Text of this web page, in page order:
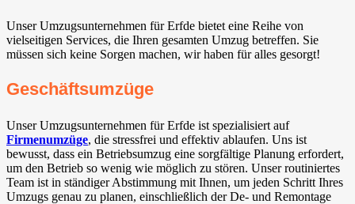
Unser Umzugsunternehmen für Erfde bietet eine Reihe von
vielseitigen Services, die Ihren gesamten Umzug betreffen. Sie
müssen sich keine Sorgen machen, wir haben für alles gesorgt!
Geschäftsumzüge
Unser Umzugsunternehmen für Erfde ist spezialisiert auf
Firmenumzüge, die stressfrei und effektiv ablaufen. Uns ist
bewusst, dass ein Betriebsumzug eine sorgfältige Planung erfordert,
um den Betrieb so wenig wie möglich zu stören. Unser routiniertes
Team ist in ständiger Abstimmung mit Ihnen, um jeden Schritt Ihres
Umzugs genau zu planen, einschließlich der De- und Remontage